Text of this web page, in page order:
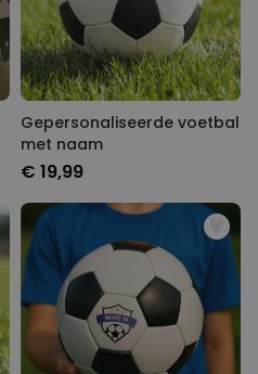
Gepersonaliseerde voetbal
met naam
€ 19,99